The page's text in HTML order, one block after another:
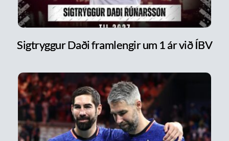
Sigtryggur Daði framlengir um 1 ár við ÍBV